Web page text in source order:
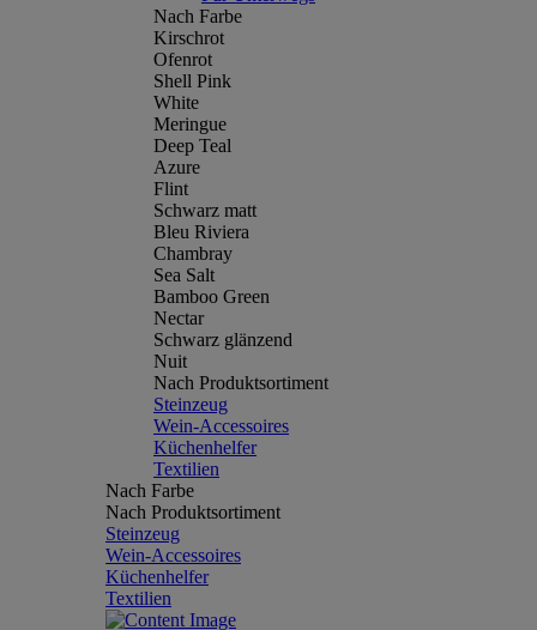
Nach Farbe
Kirschrot
Ofenrot
Shell Pink
White
Meringue
Deep Teal
Azure
Flint
Schwarz matt
Bleu Riviera
Chambray
Sea Salt
Bamboo Green
Nectar
Schwarz glänzend
Nuit
Nach Produktsortiment
Steinzeug
Wein-Accessoires
Küchenhelfer
Textilien
Nach Farbe
Nach Produktsortiment
Steinzeug
Wein-Accessoires
Küchenhelfer
Textilien